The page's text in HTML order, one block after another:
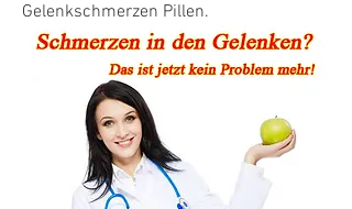
Gelenkschmerzen Pillen.